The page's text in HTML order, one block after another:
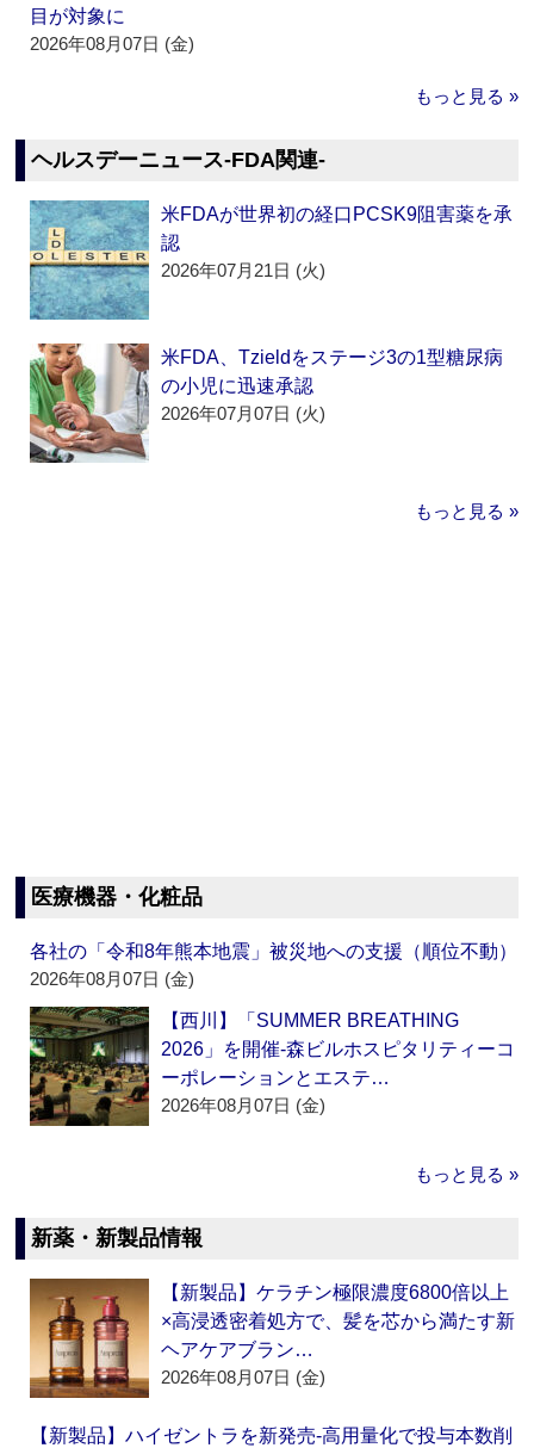
目が対象に
2026年08月07日 (金)
もっと見る »
ヘルスデーニュース‐FDA関連‐
米FDAが世界初の経口PCSK9阻害薬を承
認
2026年07月21日 (火)
米FDA、Tzieldをステージ3の1型糖尿病
の小児に迅速承認
2026年07月07日 (火)
もっと見る »
医療機器・化粧品
各社の「令和8年熊本地震」被災地への支援（順位不動）
2026年08月07日 (金)
【西川】「SUMMER BREATHING
2026」を開催‐森ビルホスピタリティーコ
ーポレーションとエステ…
2026年08月07日 (金)
もっと見る »
新薬・新製品情報
【新製品】ケラチン極限濃度6800倍以上
×高浸透密着処方で、髪を芯から満たす新
ヘアケアブラン…
2026年08月07日 (金)
【新製品】ハイゼントラを新発売‐高用量化で投与本数削